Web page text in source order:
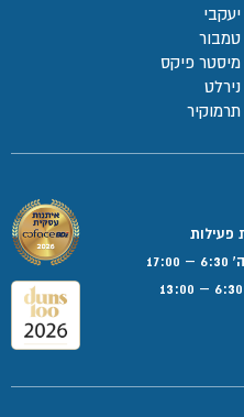
יעקבי
טמבור
מיסטר פיקס
נירלט
תרמוקיר
פעילות